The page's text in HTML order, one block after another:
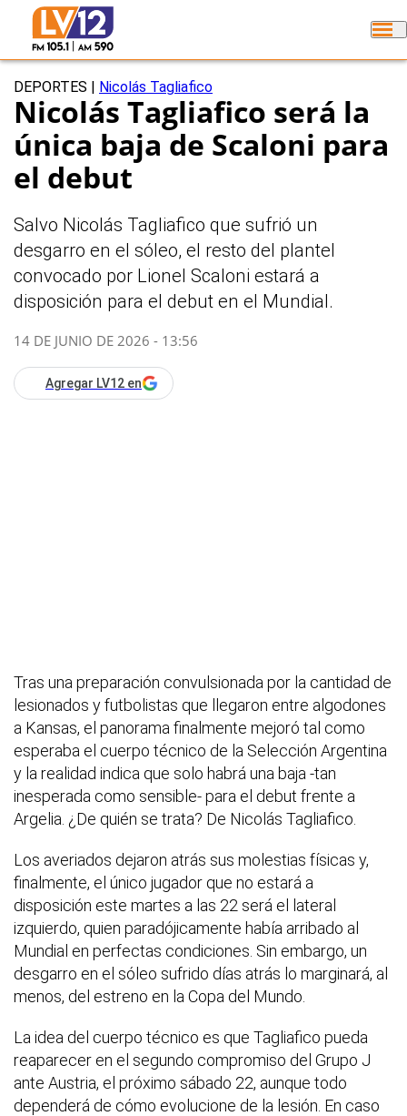
DEPORTES Nicolás Tagliafico
Nicolás Tagliafico será la
única baja de Scaloni para
el debut
Salvo Nicolás Tagliafico que sufrió un
desgarro en el sóleo, el resto del plantel
convocado por Lionel Scaloni estará a
disposición para el debut en el Mundial.
14 DE JUNIO DE 2026 - 13:56
Agregar LV12 en
Tras una preparación convulsionada por la cantidad de
lesionados y futbolistas que llegaron entre algodones
a Kansas, el panorama finalmente mejoró tal como
esperaba el cuerpo técnico de la Selección Argentina
y la realidad indica que solo habrá una baja -tan
inesperada como sensible- para el debut frente a
Argelia. ¿De quién se trata? De Nicolás Tagliafico.
Los averiados dejaron atrás sus molestias físicas y,
finalmente, el único jugador que no estará a
disposición este martes a las 22 será el lateral
izquierdo, quien paradójicamente había arribado al
Mundial en perfectas condiciones. Sin embargo, un
desgarro en el sóleo sufrido días atrás lo marginará, al
menos, del estreno en la Copa del Mundo.
La idea del cuerpo técnico es que Tagliafico pueda
reaparecer en el segundo compromiso del Grupo J
ante Austria, el próximo sábado 22, aunque todo
dependerá de cómo evolucione de la lesión. En caso